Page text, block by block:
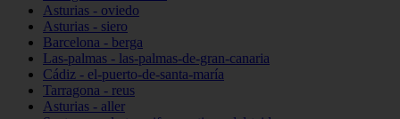
Asturias - oviedo
Asturias - siero
Barcelona - berga
Las-palmas - las-palmas-de-gran-canaria
Cádiz - el-puerto-de-santa-maría
Tarragona - reus
Asturias - aller